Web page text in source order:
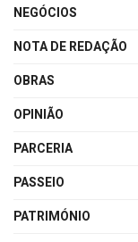
NEGÓCIOS
NOTA DE REDAÇÃO
OBRAS
OPINIÃO
PARCERIA
PASSEIO
PATRIMÓNIO